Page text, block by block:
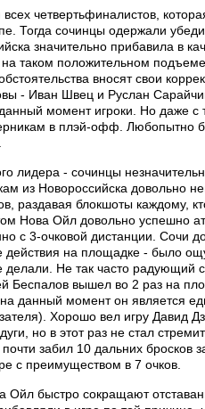
четвертьфиналистов,
Тогда сочинцы одержали
значительно прибавила в
на таком положительном
вносят свои
- Иван Швец и Руслан
момент игроки. Но даже
в плэй-офф. Любопытно
лидера - сочинцы
из Новороссийска довольно
раздавая блокшоты каждому,
Нова Ойл довольно успешно
с 3-очковой дистанции. Сочи
на площадке - было
делали. Не так часто радующий
Беспалов вышел во 2 раз на
данный момент он является
Хорошо вел игру Давид
но в этот раз не стал
забил 10 дальних бросков
с преимуществом в 7 очков.
Ойл быстро сокращают